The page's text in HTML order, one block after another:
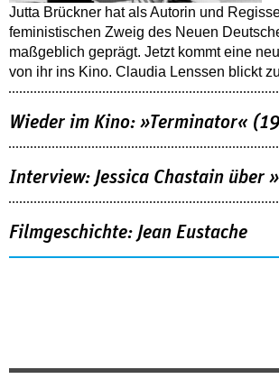
Jutta Brückner hat als Autorin und
feministischen Zweig des Neuen
maßgeblich geprägt. Jetzt kommt eine
von ihr ins Kino. Claudia Lenssen blickt
Wieder im Kino: »Terminator«
Interview: Jessica Chastain über
Filmgeschichte: Jean Eustache